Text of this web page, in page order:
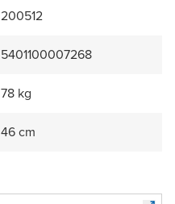
200512
5401100007268
78 kg
46 cm